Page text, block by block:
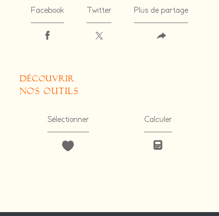
Facebook Twitter Plus de partage
découvrir
nos outils
Sélectionner Calculer